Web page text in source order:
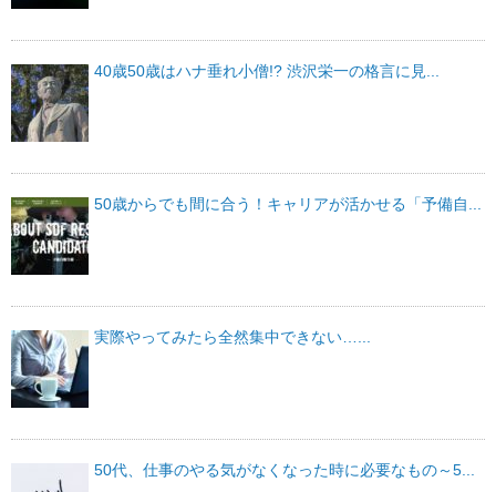
40歳50歳はハナ垂れ小僧!? 渋沢栄一の格言に見...
50歳からでも間に合う！キャリアが活かせる「予備自...
実際やってみたら全然集中できない…...
50代、仕事のやる気がなくなった時に必要なもの～5...